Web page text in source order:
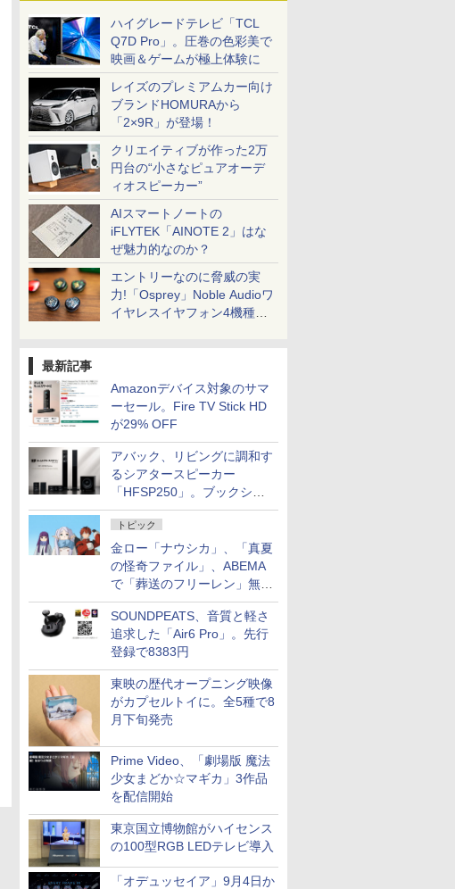
ハイグレードテレビ「TCL
Q7D Pro」。圧巻の色彩美で
映画＆ゲームが極上体験に
レイズのプレミアムカー向け
ブランドHOMURAから
「2×9R」が登場！
クリエイティブが作った2万
円台の“小さなピュアオーデ
ィオスピーカー”
AIスマートノートの
iFLYTEK「AINOTE 2」はな
ぜ魅力的なのか？
エントリーなのに脅威の実
力!「Osprey」Noble Audioワ
イヤレスイヤフォン4機種を
最新記事
Amazonデバイス対象のサマ
ーセール。Fire TV Stick HD
が29% OFF
アバック、リビングに調和す
るシアタースピーカー
「HFSP250」。ブックシェ
ルフはペア3万円以下
トピック
金ロー「ナウシカ」、「真夏
の怪奇ファイル」、ABEMA
で「葬送のフリーレン」無料
配信など。夏の特番・配信情
報
SOUNDPEATS、音質と軽さ
追求した「Air6 Pro」。先行
登録で8383円
東映の歴代オープニング映像
がカプセルトイに。全5種で8
月下旬発売
Prime Video、「劇場版 魔法
少女まどか☆マギカ」3作品
を配信開始
東京国立博物館がハイセンス
の100型RGB LEDテレビ導入
「オデュッセイア」9月4日か